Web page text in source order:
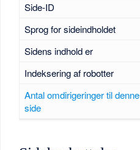
Side-ID
Sprog for sideindholdet
Sidens indhold er
Indeksering af robotter
Antal omdirigeringer til denne
side